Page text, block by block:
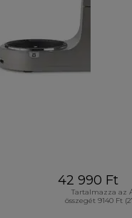
42 990 Ft
Tartalmazza az
összegét 9140 Ft